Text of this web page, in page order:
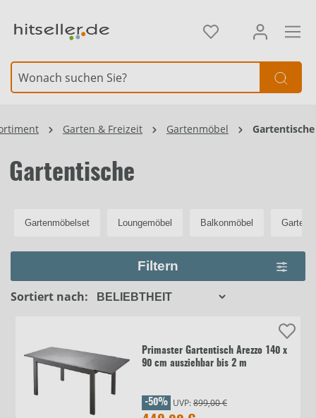
Garten & Freizeit Gartenmöbel Gartentische
Gartentische
Gartenmöbelset Loungemöbel Balkonmöbel
Filtern
Sortiert nach:
Primaster Gartentisch Arezzo 140 x
90 cm ausziehbar bis 2 m
-50% UVP:899,00 €
Element überspringen